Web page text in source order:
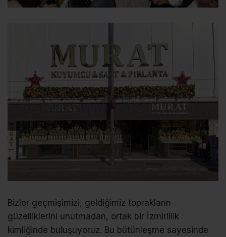
Bizler geçmişimizi, geldiğimiz toprakların
güzelliklerini unutmadan, ortak bir İzmirlilik
kimliğinde buluşuyoruz. Bu bütünleşme sayesinde